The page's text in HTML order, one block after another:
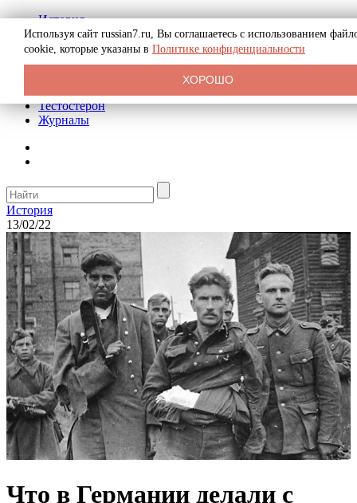
История
Биография
Криминал
Реклама на сайте
Тестостерон
Журналы
История
13/02/22
Что в Германии делали с
Используя сайт russian7.ru, Вы соглашаетесь с использованием
cookie, которые указаны в Политике конфиденциальности
ХОРОШО